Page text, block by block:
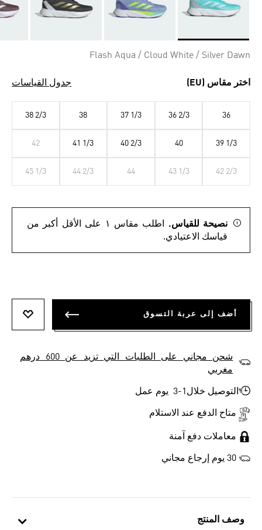
وصف المنتج
Flash Aqua / Cloud White / Silver Dawn
اختر مقاس (EU) جدول القياسات
36
36 2/3
37 1/3
38
38 2/3
39 1/3
40
40 2/3
41 1/3
42
42 2/3
43 1/3
44
44 2/3
45 1/3
نصيحة للقياس.
اطلب مقاس ١ على الأقل أكبر من
قياسك الاعتيادي.
أضف إلى عربة التسوق
شحن مجاني على الطلبات التي تزيد عن 600 درهم
مغربي
التوصيل خلال1-3 يوم عمل
متاح الدفع عند الاستلام
معاملات دفع آمنة